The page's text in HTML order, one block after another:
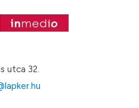
utca 32.